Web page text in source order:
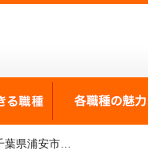
ご紹介できる職種